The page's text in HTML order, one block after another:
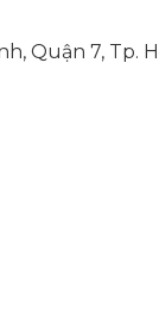
Quận 7, Tp.